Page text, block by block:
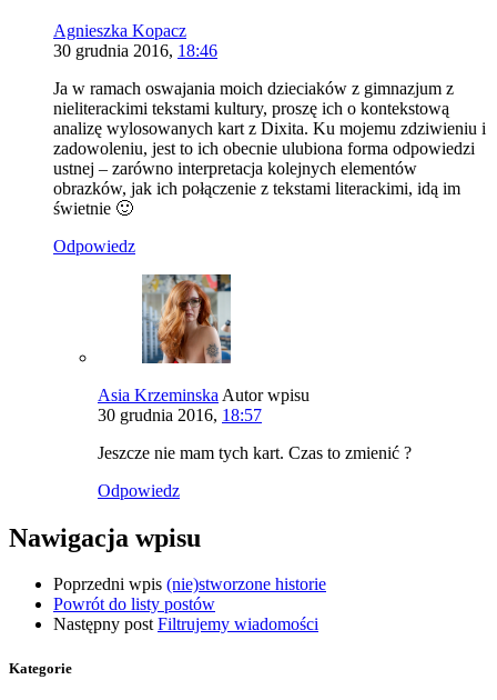
Agnieszka Kopacz
30 grudnia 2016, 18:46
Ja w ramach oswajania moich dzieciaków z gimnazjum z
nieliterackimi tekstami kultury, proszę ich o kontekstową
analizę wylosowanych kart z Dixita. Ku mojemu zdziwieniu i
zadowoleniu, jest to ich obecnie ulubiona forma odpowiedzi
ustnej – zarówno interpretacja kolejnych elementów
obrazków, jak ich połączenie z tekstami literackimi, idą im
świetnie 🙂
Odpowiedz
Asia Krzeminska Autor wpisu
30 grudnia 2016, 18:57
Jeszcze nie mam tych kart. Czas to zmienić ?
Odpowiedz
Nawigacja wpisu
Poprzedni wpis (nie)stworzone historie
Powrót do listy postów
Następny post Filtrujemy wiadomości
Kategorie